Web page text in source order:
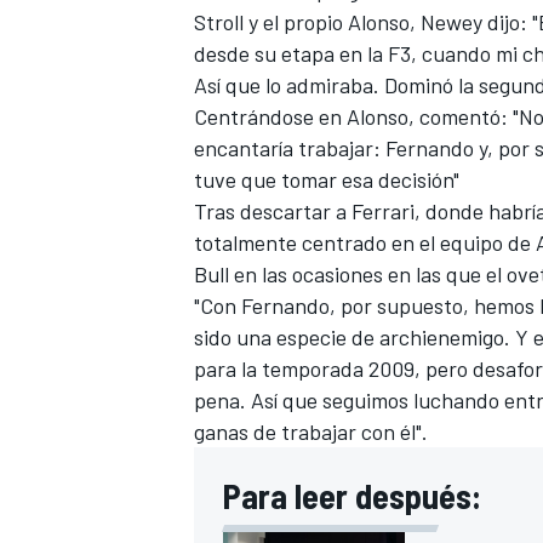
Stroll y el propio Alonso, Newey dijo:
desde su etapa en la F3, cuando mi
Así que lo admiraba. Dominó la
Centrándose en Alonso, comentó:
encantaría trabajar: Fernando y, por
tuve que tomar esa decisión"
Tras descartar a Ferrari, donde
totalmente centrado en el equipo de
Bull en las ocasiones en las que el
"Con Fernando, por supuesto,
sido una especie de archienemigo. Y
para la temporada 2009, pero
pena. Así que seguimos luchando
ganas de trabajar con él".
Para leer después: